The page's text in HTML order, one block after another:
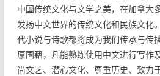
中国传统文化与文学之美，在加拿大
发扬中文世界的传统文化和民族文化
代小说与诗歌都将成为我们传承与传
原国藉，凡能熟练使用中文进行写作
尚文艺、潜心文化、尊重历史、致力